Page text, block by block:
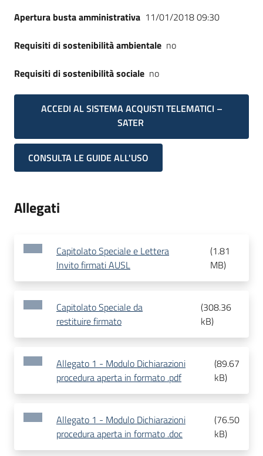
Apertura busta amministrativa 11/01/2018 09:30
Requisiti di sostenibilità ambientale no
Requisiti di sostenibilità sociale no
ACCEDI AL SISTEMA ACQUISTI TELEMATICI –
SATER
CONSULTA LE GUIDE ALL'USO
Allegati
Capitolato Speciale e Lettera
Invito firmati AUSL
(1.81
MB)
Capitolato Speciale da
restituire firmato
(308.36
kB)
Allegato 1 - Modulo Dichiarazioni
procedura aperta in formato .pdf
(89.67
kB)
Allegato 1 - Modulo Dichiarazioni
procedura aperta in formato .doc
(76.50
kB)